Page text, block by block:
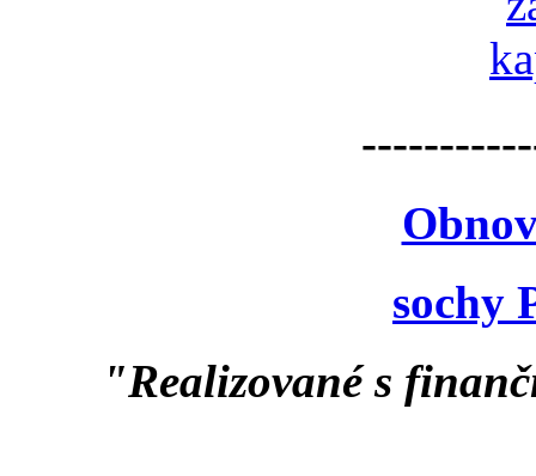
sochy
"Realizované s